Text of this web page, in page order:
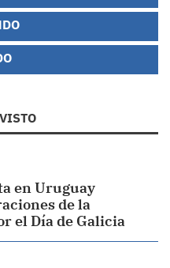
en Uruguay
de la
el Día de Galicia